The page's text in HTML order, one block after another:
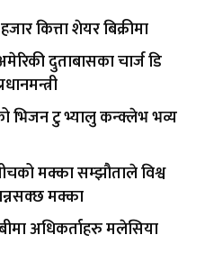
कित्ता शेयर बिक्रीमा
दुताबासका चार्ज डि
भिजन टु भ्यालु कन्क्लेभ भव्य
मक्का सम्झौताले विश्व
मक्का
अधिकर्ताहरु मलेसिया